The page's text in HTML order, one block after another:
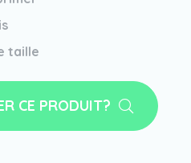
taille
CE PRODUIT?